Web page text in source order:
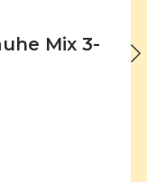
Mix 3-